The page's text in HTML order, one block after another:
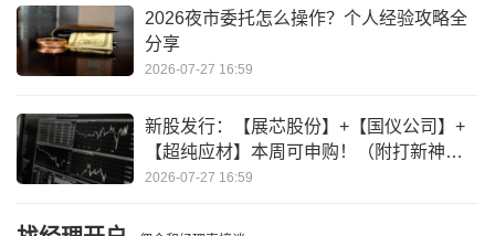
2026夜市委托怎么操作？个人经验攻略全
分享
2026-07-27 16:59
新股发行：【展芯股份】+【国仪公司】+
【超纯应材】本周可申购！（附打新神
器）
2026-07-27 16:59